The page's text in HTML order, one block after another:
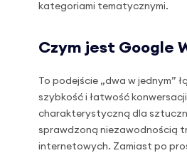
kategoriami tematycznymi.
Czym jest Google
To podejście „dwa w jednym”
szybkość i łatwość
charakterystyczną dla
sprawdzoną niezawodnością
internetowych. Zamiast po